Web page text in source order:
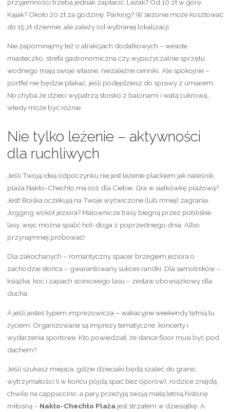
przyjemności trzeba jednak zapłacić. Leżak? Od 10 zł w górę.
Kajak? Około 20 zł za godzinę. Parking? W sezonie może kosztować
do 15 zł dziennie, ale zależy od wybranej lokalizacji.
Nie zapominajmy też o atrakcjach dodatkowych – wesołe
miasteczko, strefa gastronomiczna czy wypożyczalnie sprzętu
wodnego mają swoje własne, niezależne cenniki. Ale spokojnie –
portfel nie będzie płakać, jeśli podejdziesz do sprawy z umiarem.
No chyba że dzieci wypatrzą stoisko z balonami i watą cukrową…
wtedy może być różnie.
Nie tylko leżenie – aktywności
dla ruchliwych
Jeśli Twoją ideą odpoczynku nie jest leżenie plackiem jak naleśnik,
plaża Nakło-Chechło ma coś dla Ciebie. Gra w siatkówkę plażową?
Jest! Boiska oczekują na Twoje wyćwiczone (lub mniej) zagrania.
Jogging wokół jeziora? Malownicze trasy biegną przez pobliskie
lasy, więc można spalić hot-doga z poprzedniego dnia. Albo
przynajmniej próbować!
Dla zakochanych – romantyczny spacer brzegiem jeziora o
zachodzie słońca – gwarantowany sukces randki. Dla samotników –
książka, koc i zapach sosnowego lasu – zestaw obowiązkowy dla
ducha.
A jeśli jesteś typem imprezowicza – wakacyjne weekendy tętnią tu
życiem. Organizowane są imprezy tematyczne, koncerty i
wydarzenia sportowe. Kto powiedział, że dance floor musi być pod
dachem?
Jeśli szukasz miejsca, gdzie dzieciaki będą szaleć do granic
wytrzymałości (i w końcu pójdą spać bez oporów), rodzice znajdą
chwilę na cappuccino, a pary przeżyją swoją małą letnią historię
miłosną – Nakło-Chechło Plaża jest strzałem w dziesiątkę. A